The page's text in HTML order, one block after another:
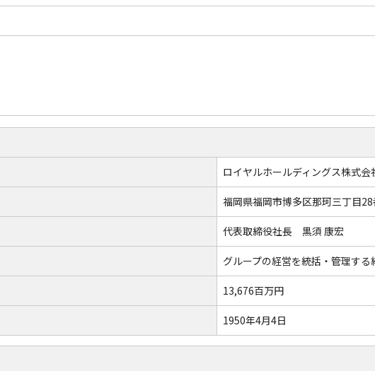
ロイヤルホールディングス株式会
福岡県福岡市博多区那珂三丁目
代表取締役社長 黒須 康宏
グループの経営を統括・管理する
13,676百万円
1950年4月4日